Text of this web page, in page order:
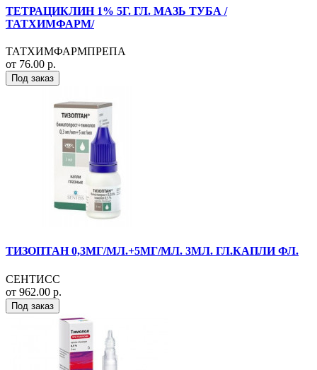
ТЕТРАЦИКЛИН 1% 5Г. ГЛ. МАЗЬ ТУБА /
ТАТХИМФАРМ/
ТАТХИМФАРМПРЕПА
от 76.00 р.
Под заказ
ТИЗОПТАН 0,3МГ/МЛ.+5МГ/МЛ. 3МЛ. ГЛ.КАПЛИ ФЛ.
СЕНТИСС
от 962.00 р.
Под заказ